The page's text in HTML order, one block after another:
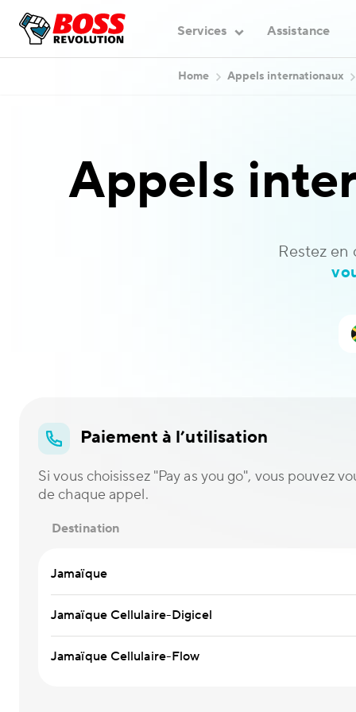
Services Assistance
Home Appels internationaux
Appels
Restez
Paiement à l’utilisation
Si vous choisissez "Pay as you go", vous pouvez
de chaque appel.
Destination
Jamaïque
Jamaïque Cellulaire-Digicel
Jamaïque Cellulaire-Flow